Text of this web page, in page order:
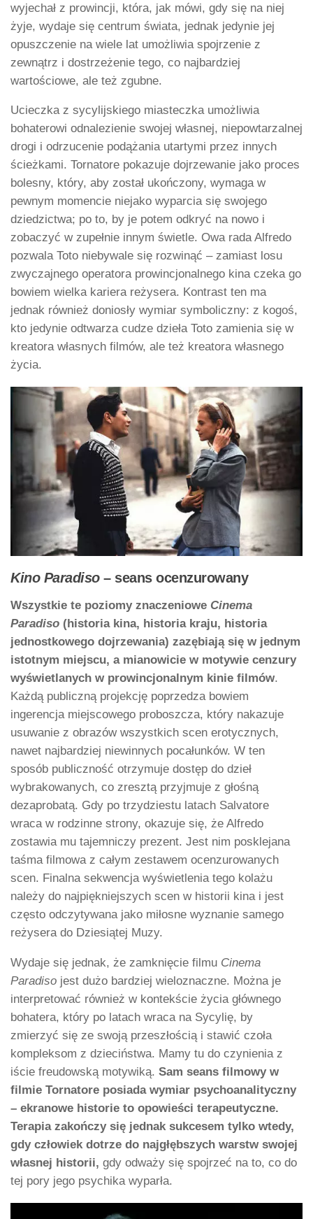
wyjechał z prowincji, która, jak mówi, gdy się na niej
żyje, wydaje się centrum świata, jednak jedynie jej
opuszczenie na wiele lat umożliwia spojrzenie z
zewnątrz i dostrzeżenie tego, co najbardziej
wartościowe, ale też zgubne.
Ucieczka z sycylijskiego miasteczka umożliwia
bohaterowi odnalezienie swojej własnej, niepowtarzalnej
drogi i odrzucenie podążania utartymi przez innych
ścieżkami. Tornatore pokazuje dojrzewanie jako proces
bolesny, który, aby został ukończony, wymaga w
pewnym momencie niejako wyparcia się swojego
dziedzictwa; po to, by je potem odkryć na nowo i
zobaczyć w zupełnie innym świetle. Owa rada Alfredo
pozwala Toto niebywale się rozwinąć – zamiast losu
zwyczajnego operatora prowincjonalnego kina czeka go
bowiem wielka kariera reżysera. Kontrast ten ma
jednak również doniosły wymiar symboliczny: z kogoś,
kto jedynie odtwarza cudze dzieła Toto zamienia się w
kreatora własnych filmów, ale też kreatora własnego
życia.
Kino Paradiso– seans ocenzurowany
Wszystkie te poziomy znaczeniowe Cinema
Paradiso (historia kina, historia kraju, historia
jednostkowego dojrzewania) zazębiają się w jednym
istotnym miejscu, a mianowicie w motywie cenzury
wyświetlanych w prowincjonalnym kinie filmów.
Każdą publiczną projekcję poprzedza bowiem
ingerencja miejscowego proboszcza, który nakazuje
usuwanie z obrazów wszystkich scen erotycznych,
nawet najbardziej niewinnych pocałunków. W ten
sposób publiczność otrzymuje dostęp do dzieł
wybrakowanych, co zresztą przyjmuje z głośną
dezaprobatą. Gdy po trzydziestu latach Salvatore
wraca w rodzinne strony, okazuje się, że Alfredo
zostawia mu tajemniczy prezent. Jest nim posklejana
taśma filmowa z całym zestawem ocenzurowanych
scen. Finalna sekwencja wyświetlenia tego kolażu
należy do najpiękniejszych scen w historii kina i jest
często odczytywana jako miłosne wyznanie samego
reżysera do Dziesiątej Muzy.
Wydaje się jednak, że zamknięcie filmu Cinema
Paradiso jest dużo bardziej wieloznaczne. Można je
interpretować również w kontekście życia głównego
bohatera, który po latach wraca na Sycylię, by
zmierzyć się ze swoją przeszłością i stawić czoła
kompleksom z dzieciństwa. Mamy tu do czynienia z
iście freudowską motywiką. Sam seans filmowy w
filmie Tornatore posiada wymiar psychoanalityczny
– ekranowe historie to opowieści terapeutyczne.
Terapia zakończy się jednak sukcesem tylko wtedy,
gdy człowiek dotrze do najgłębszych warstw swojej
własnej historii, gdy odważy się spojrzeć na to, co do
tej pory jego psychika wyparła.